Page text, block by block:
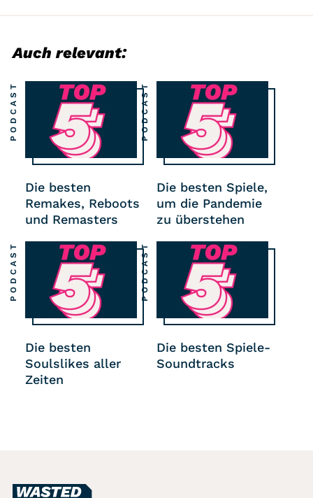
Auch relevant:
Die besten
Remakes, Reboots
und Remasters
PODCAST
Die besten Spiele,
um die Pandemie
zu überstehen
PODCAST
Die besten
Soulslikes aller
Zeiten
PODCAST
Die besten Spiele-
Soundtracks
PODCAST